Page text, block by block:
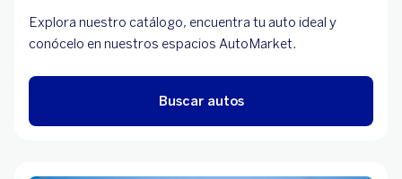
Explora nuestro catálogo, encuentra tu auto ideal y
conócelo en nuestros espacios AutoMarket.
Buscar autos